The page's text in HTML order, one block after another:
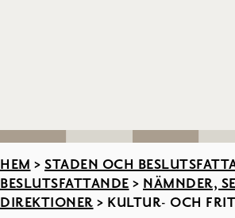
HEM > STADEN OCH
BESLUTSFATTANDE > NÄMNDER,
DIREKTIONER > KULTUR- OCH